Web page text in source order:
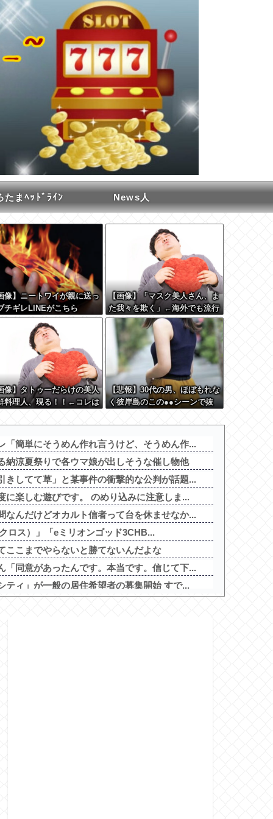
たまﾍｯﾄﾞﾗｲﾝ News人
像】ニートワイが親に送っ
チギレLINEがこちら
【画像】「マスク美人さん、ま
た我々を欺く」←海外でも流行
りだした結果がこちらw w w w
w w w
像】タトゥーだらけの美人
料理人、現る！！←コレは
まくりw w w w w w w w
【悲報】30代の男、ほぼもれな
く彼岸島のこの●●シーンで抜
「簡単にそうめん作れ言うけど、そうめん作...
納涼夏祭りで各ウマ娘が出しそうな催し物他
きしてて草」と某事件の衝撃的な公判が話題...
に楽しむ遊びです。 のめり込みに注意しま...
なんだけどオカルト信者って台を休ませなか...
ロス）」「eミリオンゴッド3CHB...
ここまでやらないと勝てないんだよな
「同意があったんです。本当です。信じて下...
ティ」が一般の居住希望者の募集開始 すで...